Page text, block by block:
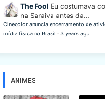
The Fool Eu costumava
na Saraiva antes da...
Cinecolor anuncia encerramento de
mídia física no Brasil · 3 years ago
ANIMES